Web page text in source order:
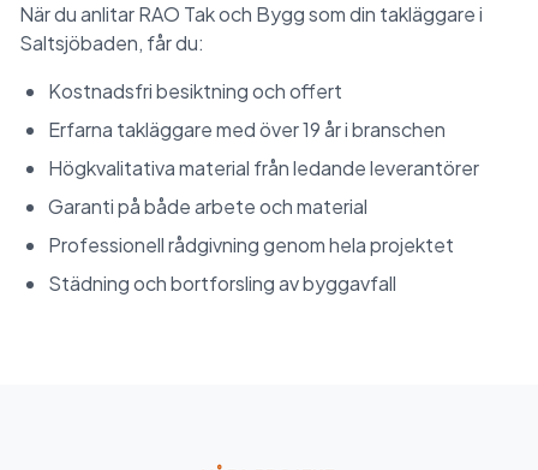
När du anlitar RAO Tak och Bygg som din takläggare i
Saltsjöbaden, får du:
Kostnadsfri besiktning och offert
Erfarna takläggare med över 19 år i branschen
Högkvalitativa material från ledande leverantörer
Garanti på både arbete och material
Professionell rådgivning genom hela projektet
Städning och bortforsling av byggavfall